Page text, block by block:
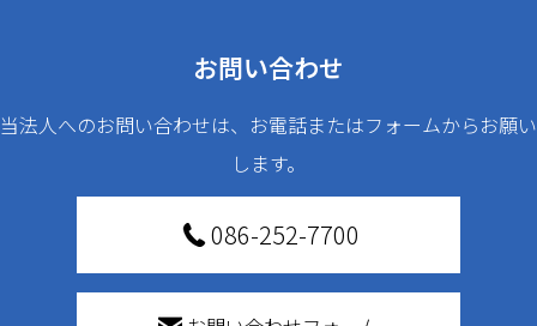
お問い合わせ
当法人へのお問い合わせは、お電話またはフォームからお願い
します。
086-252-7700